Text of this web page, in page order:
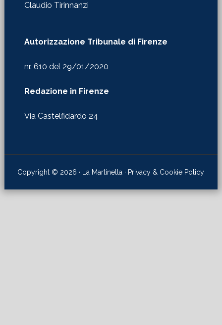
Claudio Tirinnanzi
Autorizzazione Tribunale di Firenze
nr. 610 del 29/01/2020
Redazione in Firenze
Via Castelfidardo 24
Copyright © 2026 · La Martinella · Privacy & Cookie Policy